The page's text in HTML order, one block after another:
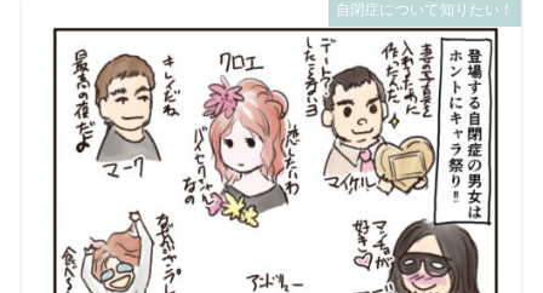
自閉症について知りたい！